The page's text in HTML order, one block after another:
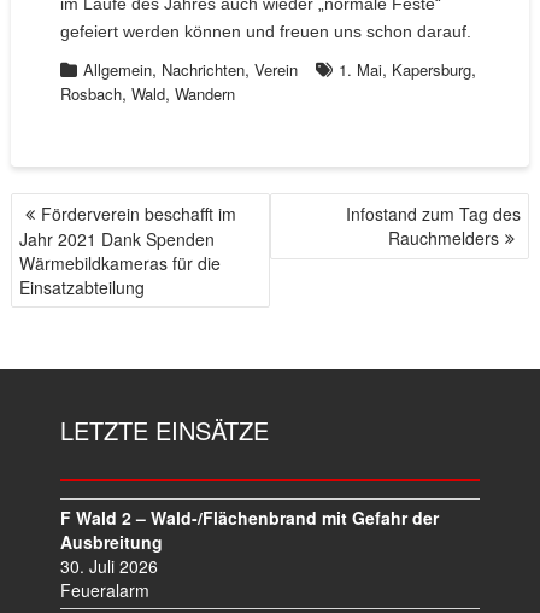
gefeiert werden können und freuen uns schon darauf.
Allgemein, Nachrichten, Verein 1. Mai, Kapersburg,
Rosbach, Wald, Wandern
B
E
T
A
Förderverein beschafft im
Jahr 2021 Dank Spenden
Wärmebildkameras für die
Einsatzabteilung
Infostand zum Tag des
Rauchmelders
LETZTE EINSÄTZE
F Wald 2 – Wald-/Flächenbrand mit Gefahr der
Ausbreitung
30. Juli 2026
Feueralarm